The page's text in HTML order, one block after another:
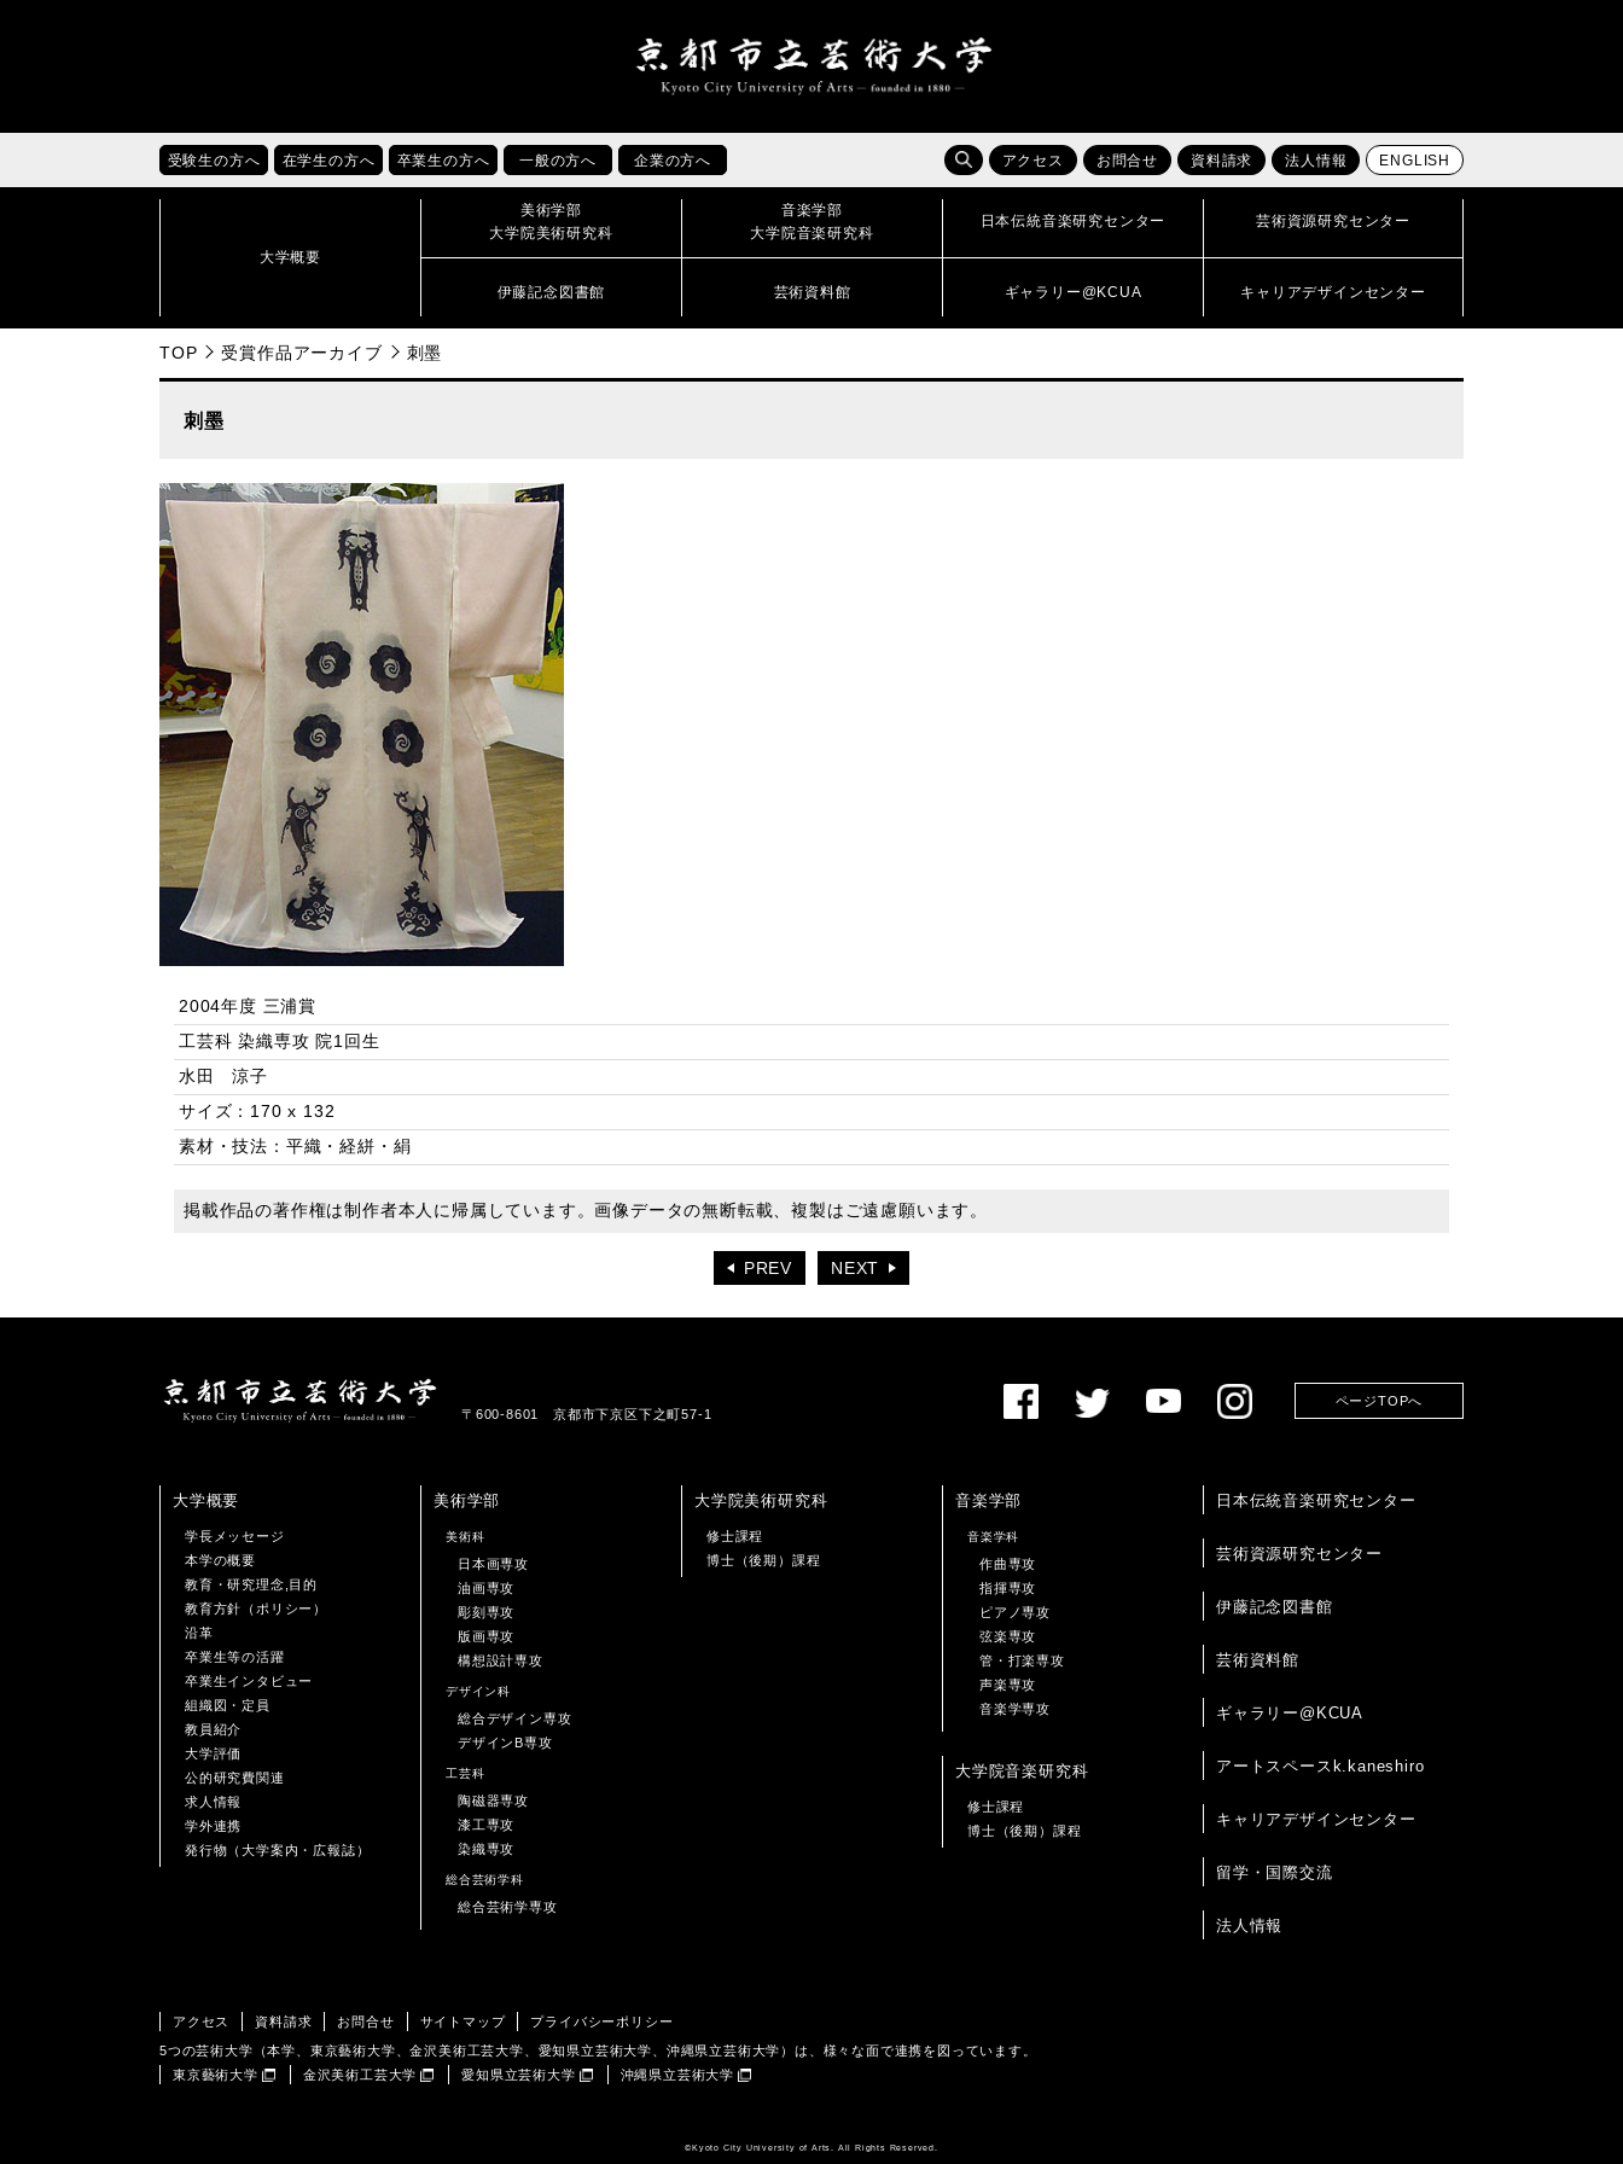
受験生の方へ 在学生の方へ 卒業生の方へ 一般の方へ 企業の方へ アクセス お問合せ 資料請求 法人情報 ENGLISH
大学概要
美術学部
大学院美術研究科
音楽学部
大学院音楽研究科
日本伝統音楽研究センター 芸術資源研究センター
伊藤記念図書館 芸術資料館 ギャラリー@KCUA キャリアデザインセンター
TOP 受賞作品アーカイブ 刺墨
刺墨
2004年度 三浦賞
工芸科 染織専攻 院1回生
水田 涼子
サイズ：170 x 132
素材・技法：平織・経絣・絹
掲載作品の著作権は制作者本人に帰属しています。画像データの無断転載、複製はご遠慮願います。
PREV NEXT
〒600-8601 京都市下京区下之町57-1
ページTOPへ
大学概要
学長メッセージ
本学の概要
教育・研究理念,目的
教育方針（ポリシー）
沿革
卒業生等の活躍
卒業生インタビュー
組織図・定員
教員紹介
大学評価
公的研究費関連
求人情報
学外連携
発行物（大学案内・広報誌）
美術学部
美術科
日本画専攻
油画専攻
彫刻専攻
版画専攻
構想設計専攻
デザイン科
総合デザイン専攻
デザインB専攻
工芸科
陶磁器専攻
漆工専攻
染織専攻
総合芸術学科
総合芸術学専攻
大学院美術研究科
修士課程
博士（後期）課程
音楽学部
音楽学科
作曲専攻
指揮専攻
ピアノ専攻
弦楽専攻
管・打楽専攻
声楽専攻
音楽学専攻
大学院音楽研究科
修士課程
博士（後期）課程
日本伝統音楽研究センター
芸術資源研究センター
伊藤記念図書館
芸術資料館
ギャラリー@KCUA
アートスペースk.kaneshiro
キャリアデザインセンター
留学・国際交流
法人情報
アクセス 資料請求 お問合せ サイトマップ
プライバシーポリシー
5つの芸術大学（本学、東京藝術大学、金沢美術工芸大学、愛知県立芸術大学、沖縄県立芸術大学）は、様々な面で連携を図っています。
東京藝術大学
金沢美術工芸大学 愛知県立芸術大学 沖縄県立芸術大学
©️Kyoto City University of Arts. All Rights Reserved.